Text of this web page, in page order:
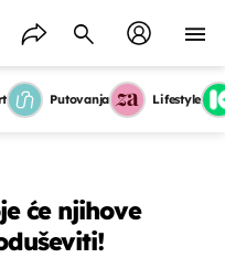
Putovanja Lifestyle
će njihove